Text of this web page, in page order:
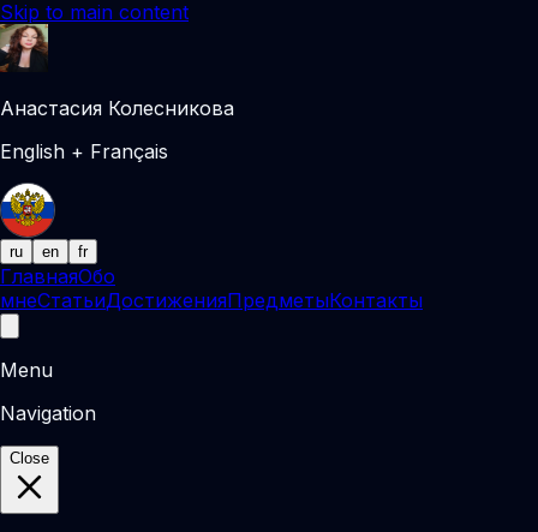
Skip to main content
Анастасия Колесникова
English + Français
ru en fr
ГлавнаяОбо
мнеСтатьиДостиженияПредметыКонтакты
Menu
Navigation
Close